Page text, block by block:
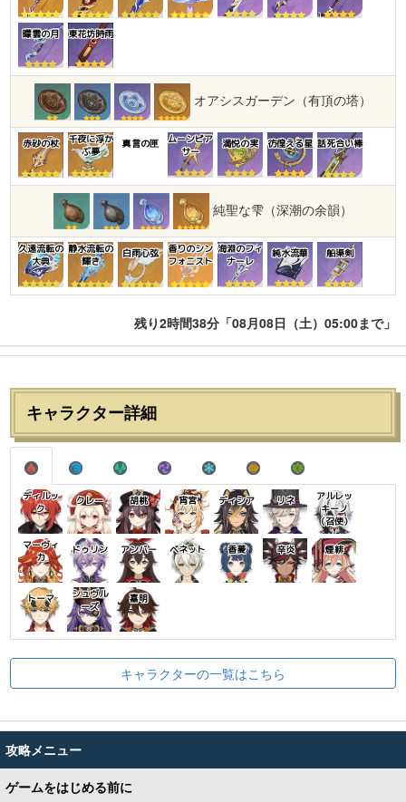
曚雲の月 東花坊時雨
オアシスガーデン（有頂の塔）
赤砂の杖
千夜に浮か
ぶ夢
真言の匣
ムーンピア
サー
満悦の実 彷徨える星 話死合い棒
純聖な雫（深潮の余韻）
久遠流転の
大典
静水流転の
輝き
白雨心弦
香りのシン
フォニスト
海淵のフィ
ナーレ
純水流華 船渠剣
残り2時間38分「08月08日（土）05:00まで」
キャラクター詳細
ディルッ
ク
クレー 胡桃 宵宮 ディシア リネ
アルレッ
キーノ
（召使）
マーヴィ
カ
ドゥリン アンバー ベネット 香菱 辛炎 煙緋
トーマ
シュヴル
ーズ
嘉明
キャラクターの一覧はこちら
攻略メニュー
ゲームをはじめる前に